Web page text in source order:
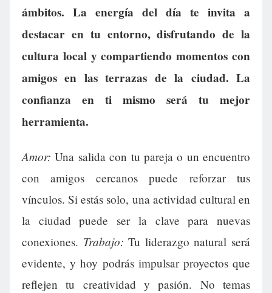
ámbitos. La energía del día te invita a
destacar en tu entorno, disfrutando de la
cultura local y compartiendo momentos con
amigos en las terrazas de la ciudad. La
confianza en ti mismo será tu mejor
herramienta.
Amor: Una salida con tu pareja o un encuentro
con amigos cercanos puede reforzar tus
vínculos. Si estás solo, una actividad cultural en
la ciudad puede ser la clave para nuevas
conexiones. Trabajo: Tu liderazgo natural será
evidente, y hoy podrás impulsar proyectos que
reflejen tu creatividad y pasión. No temas